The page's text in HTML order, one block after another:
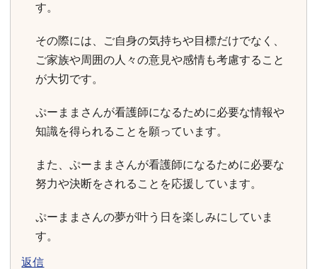
す。
その際には、ご自身の気持ちや目標だけでなく、
ご家族や周囲の人々の意見や感情も考慮すること
が大切です。
ぷーままさんが看護師になるために必要な情報や
知識を得られることを願っています。
また、ぷーままさんが看護師になるために必要な
努力や決断をされることを応援しています。
ぷーままさんの夢が叶う日を楽しみにしていま
す。
返信